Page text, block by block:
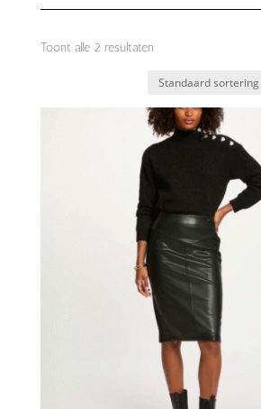
Toont alle 2 resultaten